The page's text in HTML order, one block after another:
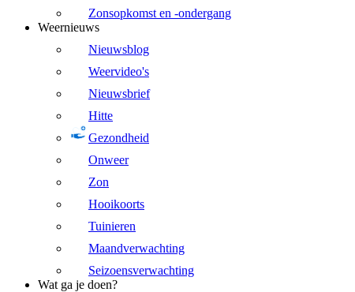
Zonsopkomst en -ondergang
Weernieuws
Nieuwsblog
Weervideo's
Nieuwsbrief
Hitte
Gezondheid
Onweer
Zon
Hooikoorts
Tuinieren
Maandverwachting
Seizoensverwachting
Wat ga je doen?